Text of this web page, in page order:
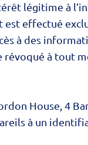
légitime à
effectué
à des
à tout
House, 4
à un